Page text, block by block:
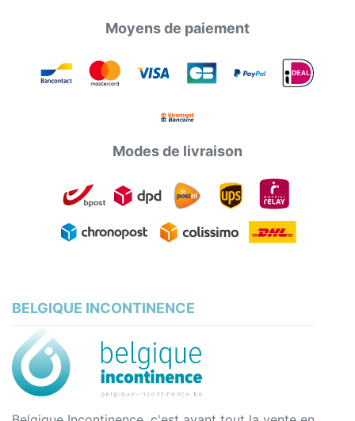
Moyens de paiement
Modes de livraison
BELGIQUE INCONTINENCE